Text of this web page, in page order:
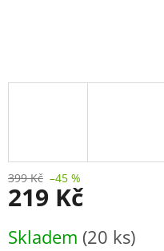
399 Kč –45 %
219 Kč
cena:
Skladem (20 ks)